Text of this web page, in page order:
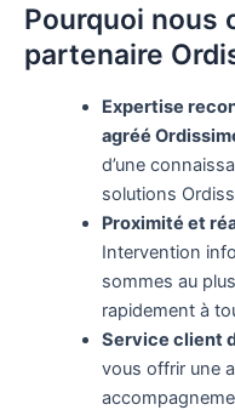
Pourquoi nous
partenaire
Expertise
agréé
d’une
solutions
Proximité et
Intervention
sommes au
rapidement à
Service client
vous offrir une